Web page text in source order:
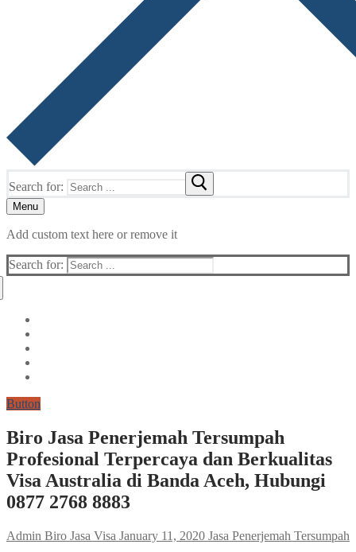
Search for:
Menu
Add custom text here or remove it
Search for:
Button
Biro Jasa Penerjemah Tersumpah
Profesional Terpercaya dan Berkualitas
Visa Australia di Banda Aceh, Hubungi
0877 2768 8883
Admin Biro Jasa Visa January 11, 2020 Jasa Penerjemah Tersumpah